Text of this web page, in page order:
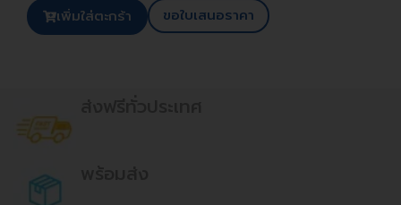
เพิ่มใส่ตะกร้า ขอใบเสนอราคา